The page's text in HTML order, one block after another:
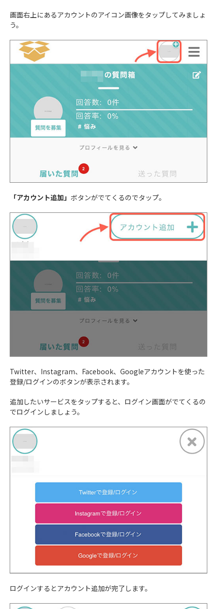
画面右上にあるアカウントのアイコン画像をタップしてみましょ
う。
「アカウント追加」 ボタンがでてくるのでタップ。
Twitter、Instagram、Facebook、Googleアカウントを使った
登録/ログインのボタンが表示されます。
追加したいサービスをタップすると、ログイン画面がでてくるの
でログインしましょう。
ログインするとアカウント追加が完了します。